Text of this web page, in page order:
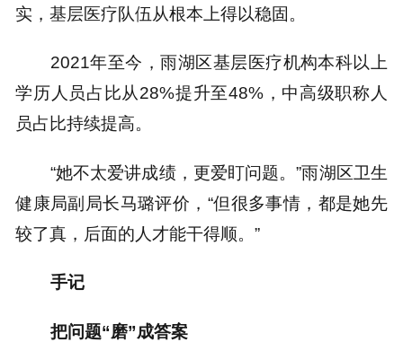
实，基层医疗队伍从根本上得以稳固。
2021年至今，雨湖区基层医疗机构本科以上
学历人员占比从28%提升至48%，中高级职称人
员占比持续提高。
“她不太爱讲成绩，更爱盯问题。”雨湖区卫生
健康局副局长马璐评价，“但很多事情，都是她先
较了真，后面的人才能干得顺。”
手记
把问题“磨”成答案